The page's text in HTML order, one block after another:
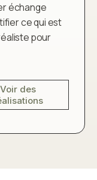
échange
ce qui est
pour
Voir des